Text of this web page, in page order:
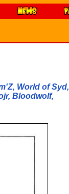
World of Syd,
Bloodwolf,